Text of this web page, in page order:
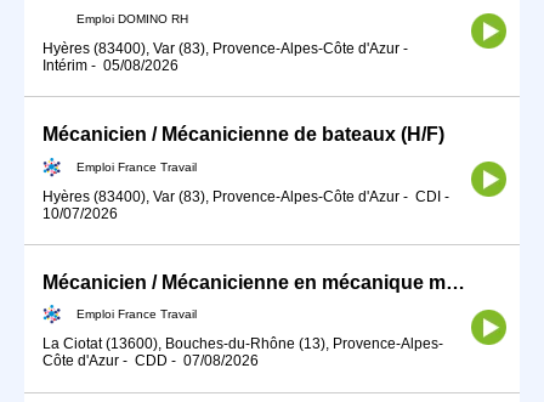
Emploi DOMINO RH
Hyères (83400), Var (83), Provence-Alpes-Côte d'Azur -
Intérim - 05/08/2026
Mécanicien / Mécanicienne de bateaux (H/F)
Emploi France Travail
Hyères (83400), Var (83), Provence-Alpes-Côte d'Azur - CDI -
10/07/2026
Mécanicien / Mécanicienne en mécanique marine ou navale (H/F)
Emploi France Travail
La Ciotat (13600), Bouches-du-Rhône (13), Provence-Alpes-
Côte d'Azur - CDD - 07/08/2026